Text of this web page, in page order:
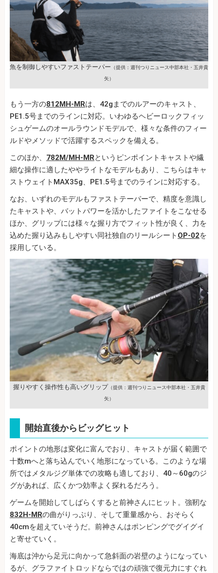
魚を制御しやすいファストテーパー （提供：週刊つりニュース中部本社・五井貴
矢）
もう一方の812MH-MRは、42gまでのルアーのキャスト、
PE1.5号までのラインに対応。いわゆるヘビーロックフィッ
シュゲームのオールラウンドモデルで、様々な条件のフィー
ルドやメソッドで活躍するスペックを備える。
このほか、 782M/MH-MRというピンポイントキャストや繊
細な操作に適したややライトなモデルもあり、こちらはキャ
ストウェイトMAX35g、PE1.5号までのラインに対応する。
なお、いずれのモデルもファストテーパーで、精度を意識し
たキャストや、バットパワーを活かしたファイトをこなせる
ほか、グリップには様々な握り方でフィット性が良く、力を
込めた握り込みもしやすい同社独自のリールシート OP-02を
採用している。
握りやすく操作性も高いグリップ （提供：週刊つりニュース中部本社・五井貴
矢）
開始直後からビッグヒット
ポイントの地形は変化に富んでおり、キャストが届く範囲で
十数mへと落ち込んでいく地形になっている。このような場
所ではメタルジグ単体での攻略も適しており、40～60gのジ
グがあれば、広くかつ効率よく探れるだろう。
ゲームを開始してしばらくすると前神さんにヒット。強靭な
832H-MRの曲がりっぷり、そして重量感から、おそらく
40cmを超えていそうだ。前神さんはポンピングでグイグイ
と寄せていく。
海底は沖から足元に向かって急斜面の岩壁のようになってい
るが、グラファイトロッドならではの頑強で復元力にすぐれ